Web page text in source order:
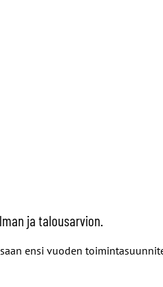
ja talousarvion.
ensi vuoden